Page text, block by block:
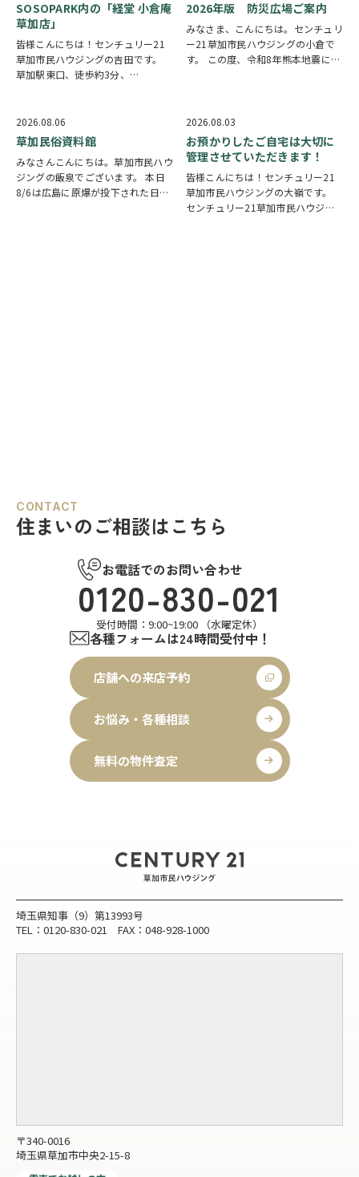
SOSOPARK内の「経堂 小倉庵
草加店」
皆様こんにちは！センチュリー21
草加市民ハウジングの吉田です。
草加駅東口、徒歩約3分、
谷区に本店があるたい焼き専門店と
いう事で気になっており帰り道に利
用いたしました。…
2026年版 防災広場ご案内
みなさま、こんにちは。センチュリ
ー21草加市民ハウジングの小倉で
す。 この度、令和8年熊本地震によ
人事ではなく、日頃から少しでも、
防災意識を高め…
2026.08.06
草加民俗資料館
みなさんこんにちは。草加市民ハウ
ジングの飯泉でございます。 本日
8/6は広島に原爆が投下された日に
2026.08.03
お預かりしたご自宅は大切に
管理させていただきます！
皆様こんにちは！センチュリー21
草加市民ハウジングの大嶺です。
センチュリー21草加市民ハウジン
CONTACT
住まいのご相談はこちら
お電話でのお問い合わせ
0120-830-021
受付時間：9:00~19:00 （水曜定休）
各種フォームは24時間受付中！
店舗への来店予約
お悩み・各種相談
無料の物件査定
埼玉県知事（9）第13993号
TEL：0120-830-021 FAX：048-928-1000
〒340-0016
埼玉県草加市中央2-15-8